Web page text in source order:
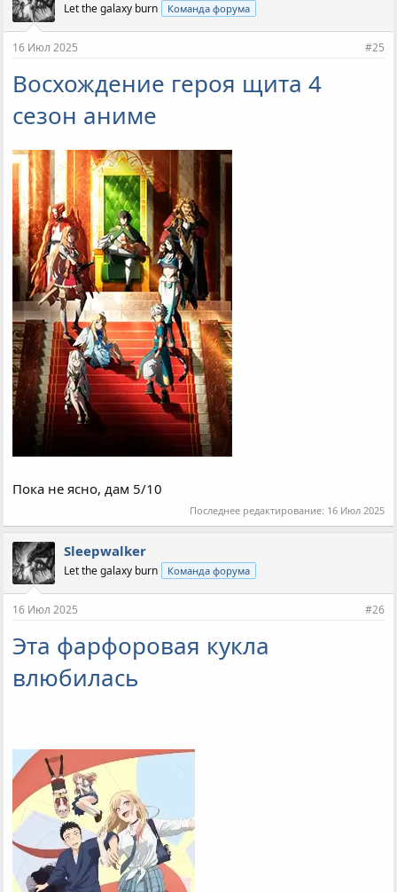
Let the galaxy burn Команда форума
16 Июл 2025 #25
Восхождение героя щита 4
сезон аниме
Пока не ясно, дам 5/10
Последнее редактирование: 16 Июл 2025
Sleepwalker
Let the galaxy burn Команда форума
16 Июл 2025 #26
Эта фарфоровая кукла
влюбилась